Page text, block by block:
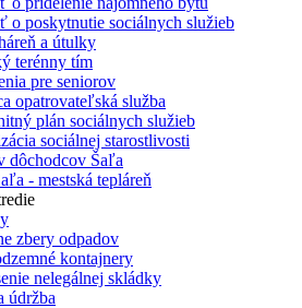
o poskytnutie sociálnych služieb
a útulky
terénny tím
pre seniorov
opatrovateľská služba
plán sociálnych služieb
sociálnej starostlivosti
dôchodcov Šaľa
- mestská tepláreň
zbery odpadov
kontajnery
nelegálnej skládky
údržba